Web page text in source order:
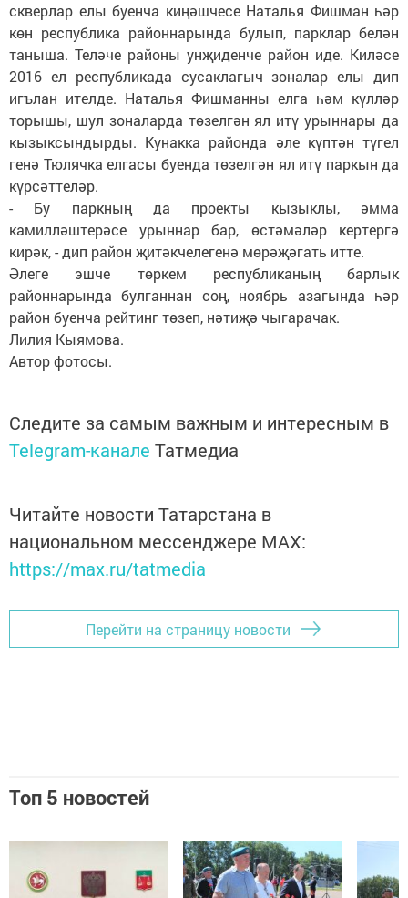
скверлар елы буенча киңәшчесе Наталья Фишман һәр
көн республика районнарында булып, парклар белән
таныша. Теләче районы унҗиденче район иде. Киләсе
2016 ел республикада сусаклагыч зоналар елы дип
игълан ителде. Наталья Фишманны елга һәм күлләр
торышы, шул зоналарда төзелгән ял итү урыннары да
кызыксындырды. Кунакка районда әле күптән түгел
генә Тюлячка елгасы буенда төзелгән ял итү паркын да
күрсәттеләр.
- Бу паркның да проекты кызыклы, әмма
камилләштерәсе урыннар бар, өстәмәләр кертергә
кирәк, - дип район җитәкчелегенә мөрәҗәгать итте.
Әлеге эшче төркем республиканың барлык
районнарында булганнан соң, ноябрь азагында һәр
район буенча рейтинг төзеп, нәтиҗә чыгарачак.
Лилия Кыямова.
Автор фотосы.
Следите за самым важным и интересным в
Telegram-канале Татмедиа
Читайте новости Татарстана в
национальном мессенджере MАХ:
https://max.ru/tatmedia
Перейти на страницу новости
Топ 5 новостей